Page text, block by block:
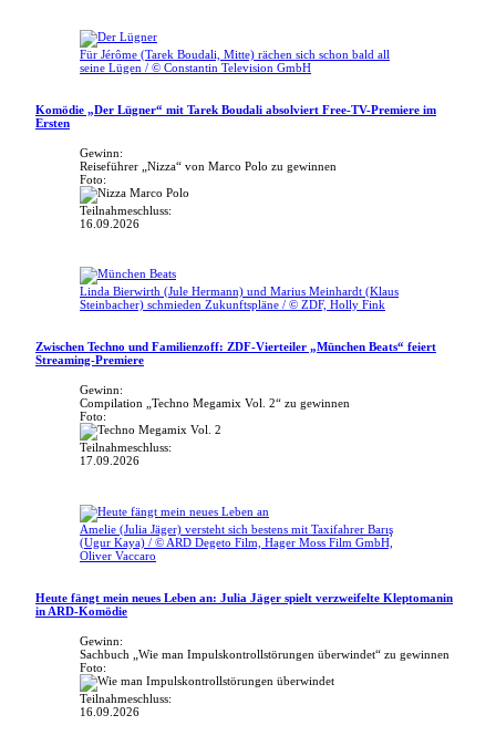
Für Jérôme (Tarek Boudali, Mitte) rächen sich schon bald all
seine Lügen / © Constantin Television GmbH
Komödie „Der Lügner“ mit Tarek Boudali absolviert Free-TV-Premiere im
Ersten
Gewinn:
Reiseführer „Nizza“ von Marco Polo zu gewinnen
Foto:
Teilnahmeschluss:
16.09.2026
Linda Bierwirth (Jule Hermann) und Marius Meinhardt (Klaus
Steinbacher) schmieden Zukunftspläne / © ZDF, Holly Fink
Zwischen Techno und Familienzoff: ZDF-Vierteiler „München Beats“ feiert
Streaming-Premiere
Gewinn:
Compilation „Techno Megamix Vol. 2“ zu gewinnen
Foto:
Teilnahmeschluss:
17.09.2026
Amelie (Julia Jäger) versteht sich bestens mit Taxifahrer Barış
(Ugur Kaya) / © ARD Degeto Film, Hager Moss Film GmbH,
Oliver Vaccaro
Heute fängt mein neues Leben an: Julia Jäger spielt verzweifelte Kleptomanin
in ARD-Komödie
Gewinn:
Sachbuch „Wie man Impulskontrollstörungen überwindet“ zu gewinnen
Foto:
Teilnahmeschluss:
16.09.2026